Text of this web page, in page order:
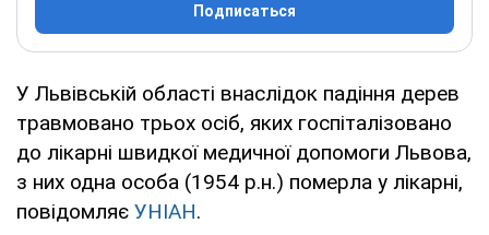
Подписаться
У Львівській області внаслідок падіння дерев
травмовано трьох осіб, яких госпіталізовано
до лікарні швидкої медичної допомоги Львова,
з них одна особа (1954 р.н.) померла у лікарні,
повідомляє УНІАН.